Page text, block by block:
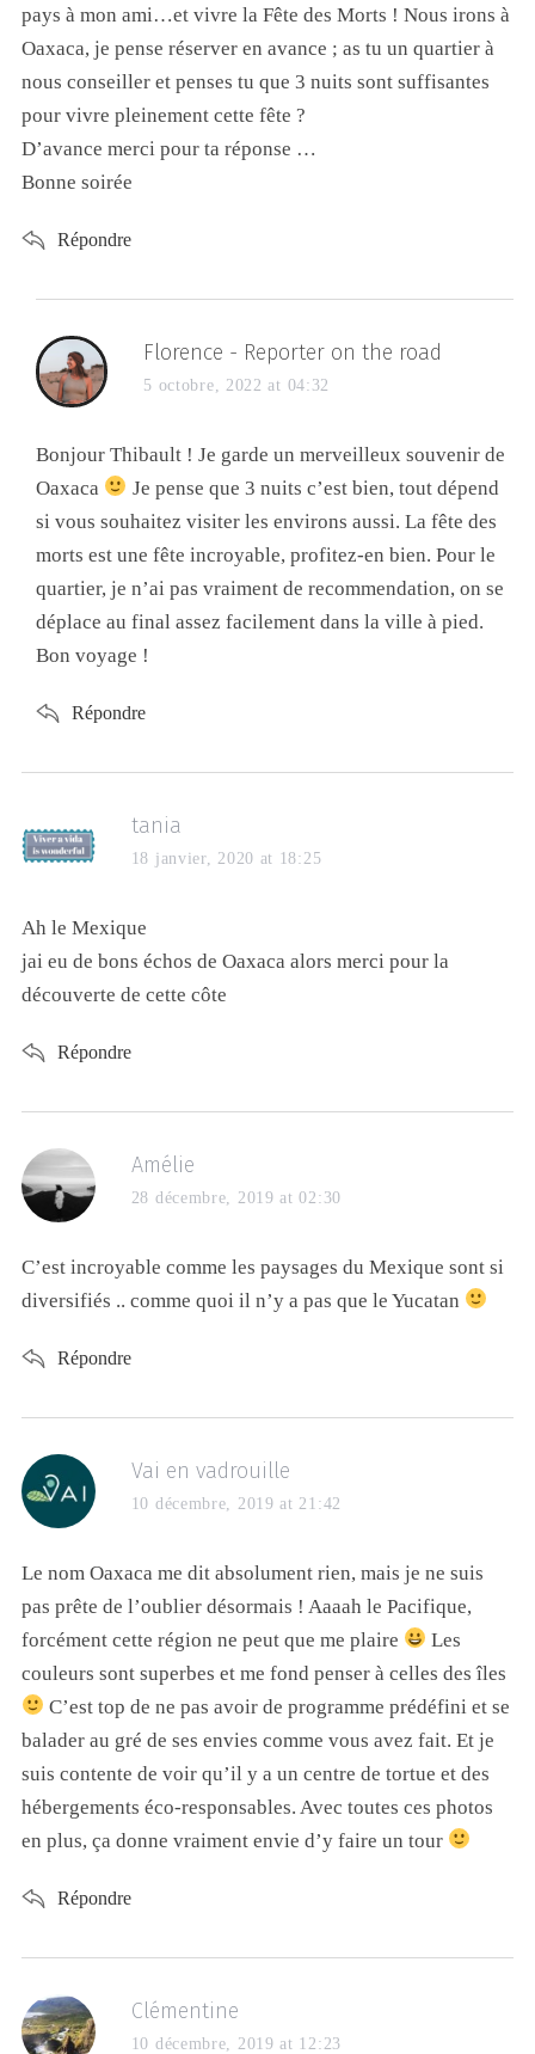
pays à mon ami…et vivre la Fête des Morts ! Nous irons à
Oaxaca, je pense réserver en avance ; as tu un quartier à
nous conseiller et penses tu que 3 nuits sont suffisantes
pour vivre pleinement cette fête ?
D’avance merci pour ta réponse …
Bonne soirée
Répondre
Florence - Reporter on the road
5 octobre, 2022 at 04:32
Bonjour Thibault ! Je garde un merveilleux souvenir de
Oaxaca
Je pense que 3 nuits c’est bien, tout dépend
si vous souhaitez visiter les environs aussi. La fête des
morts est une fête incroyable, profitez-en bien. Pour le
quartier, je n’ai pas vraiment de recommendation, on se
déplace au final assez facilement dans la ville à pied.
Bon voyage !
Répondre
tania
18 janvier, 2020 at 18:25
Ah le Mexique
jai eu de bons échos de Oaxaca alors merci pour la
découverte de cette côte
Répondre
Amélie
28 décembre, 2019 at 02:30
C’est incroyable comme les paysages du Mexique sont si
diversifiés .. comme quoi il n’y a pas que le Yucatan
Répondre
Vai en vadrouille
10 décembre, 2019 at 21:42
Le nom Oaxaca me dit absolument rien, mais je ne suis
pas prête de l’oublier désormais ! Aaaah le Pacifique,
forcément cette région ne peut que me plaire
Les
couleurs sont superbes et me fond penser à celles des îles
C’est top de ne pas avoir de programme prédéfini et se
balader au gré de ses envies comme vous avez fait. Et je
suis contente de voir qu’il y a un centre de tortue et des
hébergements éco-responsables. Avec toutes ces photos
en plus, ça donne vraiment envie d’y faire un tour
Répondre
Clémentine
10 décembre, 2019 at 12:23